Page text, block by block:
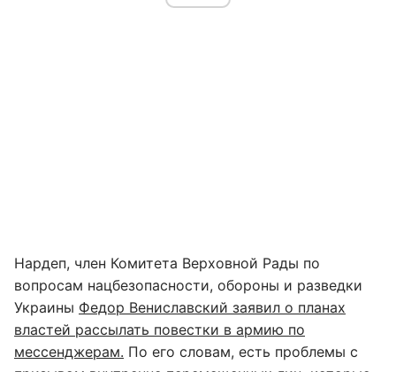
Нардеп, член Комитета Верховной Рады по
вопросам нацбезопасности, обороны и разведки
Украины Федор Вениславский заявил о планах
властей рассылать повестки в армию по
мессенджерам. По его словам, есть проблемы с